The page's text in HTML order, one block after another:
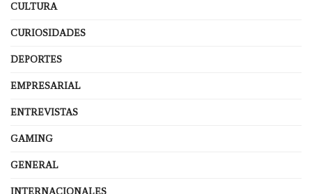
CULTURA
CURIOSIDADES
DEPORTES
EMPRESARIAL
ENTREVISTAS
GAMING
GENERAL
INTERNACIONALES